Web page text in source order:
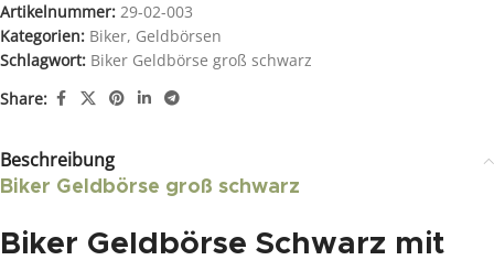
Artikelnummer: 29-02-003
Kategorien: Biker, Geldbörsen
Schlagwort: Biker Geldbörse groß schwarz
Share:
Beschreibung
Biker Geldbörse groß schwarz
Biker Geldbörse Schwarz mit